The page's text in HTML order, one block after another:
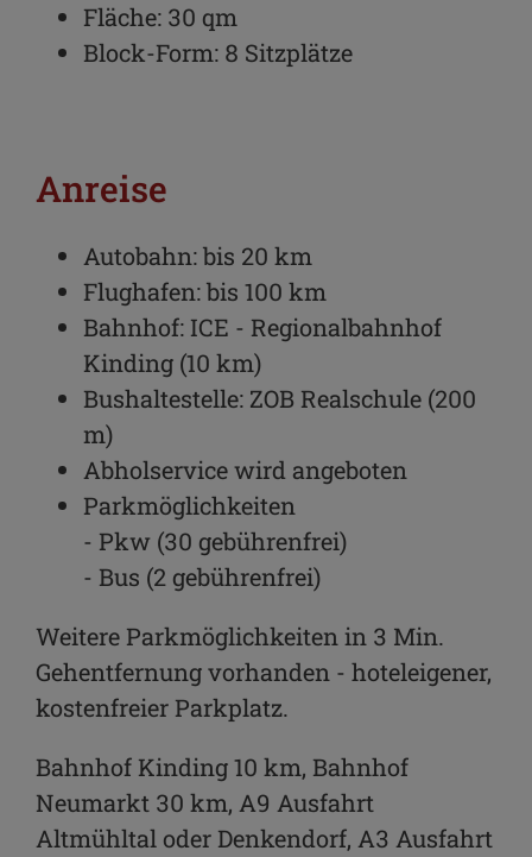
Fläche: 30 qm
Block-Form: 8 Sitzplätze
Anreise
Autobahn: bis 20 km
Flughafen: bis 100 km
Bahnhof: ICE - Regionalbahnhof
Kinding (10 km)
Bushaltestelle: ZOB Realschule (200
m)
Abholservice wird angeboten
Parkmöglichkeiten
- Pkw (30 gebührenfrei)
- Bus (2 gebührenfrei)
Weitere Parkmöglichkeiten in 3 Min.
Gehentfernung vorhanden - hoteleigener,
kostenfreier Parkplatz.
Bahnhof Kinding 10 km, Bahnhof
Neumarkt 30 km, A9 Ausfahrt
Altmühltal oder Denkendorf, A3 Ausfahrt